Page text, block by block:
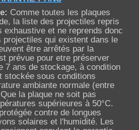
Comme toutes les plaques
la liste des projectiles repris
exhaustive et ne reprends donc
projectiles qui existent dans le
être arrêtés par la
prévue pour etre préserver
7 ans de stockage, à condition
stockée sous conditions
ambiante normale (entre
la plaque ne soit pas
supérieures à 50°C.
contre de longues
solaires et l'humidité. Les